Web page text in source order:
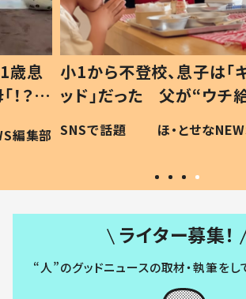
歳息
？」
編集部
小1から不登校、息子は「
ッド」だった 父が“ウチ
作り続ける理由とは #令
#令和の子
SNSで話題 ほ・とせな
ライター募集！
“人”のグッドニュースの取材・執筆をし